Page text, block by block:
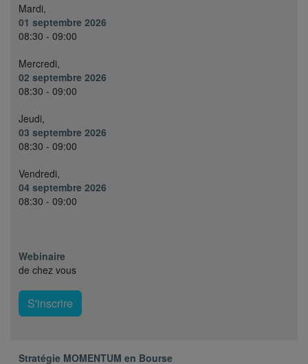
Mardi,
01 septembre 2026
08:30 - 09:00
Mercredi,
02 septembre 2026
08:30 - 09:00
Jeudi,
03 septembre 2026
08:30 - 09:00
Vendredi,
04 septembre 2026
08:30 - 09:00
Webinaire
de chez vous
S'inscrire
Stratégie MOMENTUM en Bourse